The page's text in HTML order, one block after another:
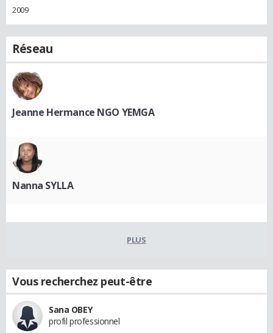
2009
Réseau
Jeanne Hermance NGO YEMGA
Nanna SYLLA
PLUS
Vous recherchez peut-être
Sana OBEY
profil professionnel